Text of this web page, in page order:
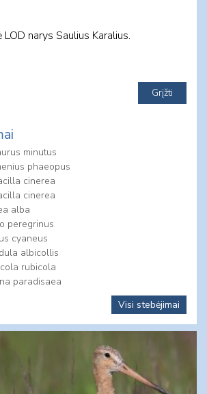
narys Saulius Karalius.
minutus
phaeopus
cinerea
cinerea
alba
peregrinus
cyaneus
albicollis
rubicola
paradisaea
Visi stebėjimai